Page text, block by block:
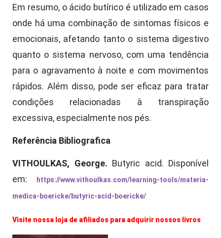
Em resumo, o ácido butírico é utilizado em casos
onde há uma combinação de sintomas físicos e
emocionais, afetando tanto o sistema digestivo
quanto o sistema nervoso, com uma tendência
para o agravamento à noite e com movimentos
rápidos. Além disso, pode ser eficaz para tratar
condições relacionadas à transpiração
excessiva, especialmente nos pés.
Referência Bibliografica
VITHOULKAS, George. Butyric acid. Disponível
em:
https://www.vithoulkas.com/learning-tools/materia-
medica-boericke/butyric-acid-boericke/
Visite nossa loja de afiliados para adquirir nossos livros